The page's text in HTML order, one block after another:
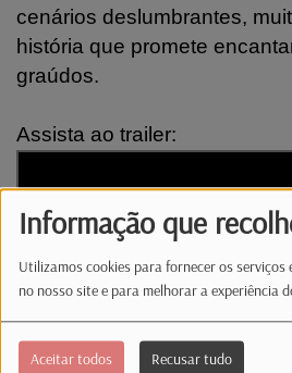
Informação que
Utilizamos cookies para fornecer os
no nosso site e para melhorar a experiência
Aceitar todos Recusar tudo
cenários deslumbrantes,
história que promete
graúdos.
Assista ao trailer: